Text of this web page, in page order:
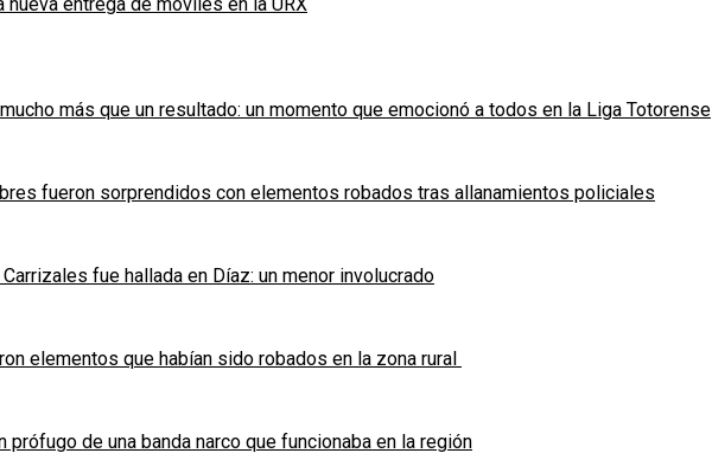
nueva entrega de móviles en la URX
más que un resultado: un momento que emocionó a todos en la Liga Totorense
fueron sorprendidos con elementos robados tras allanamientos policiales
fue hallada en Díaz: un menor involucrado
elementos que habían sido robados en la zona rural
prófugo de una banda narco que funcionaba en la región